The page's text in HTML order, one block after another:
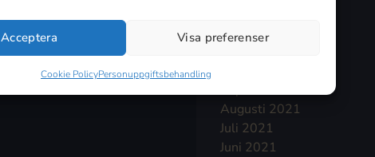
Acceptera Visa preferenser
Cookie PolicyPersonuppgiftsbehandling
December 2021
Augusti 2021
Juli 2021
Juni 2021